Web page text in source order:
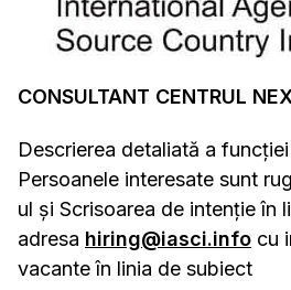
CONSULTANT CENTRUL
Descrierea detaliată a
Persoanele interesate sunt
ul și Scrisoarea de intenție în
adresa hiring@iasci.info cu
vacante în linia de subiect